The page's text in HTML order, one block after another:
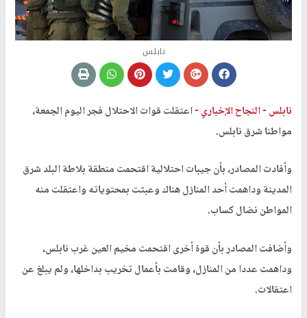
نابلس
نابلس -النجاح الإخباري -اعتقلت قوات الاحتلال فجر اليوم الجمعة،
مواطنا شرق نابلس.
وأفادت المصادر، بأن جيبات احتلالية اقتحمت منطقة بلاطة البلد شرق
المدينة وداهمت أحد المنازل هناك وعبثت بمحتوياته واعتقلت منه
المواطن نضال كساب.
وأضافت المصادر بأن قوة أخرى اقتحمت مخيم العين غرب نابلس،
وداهمت عددا من المنازل، وقامت بأعمال تخريب بداخلها، ولم يبلغ عن
اعتقالات.